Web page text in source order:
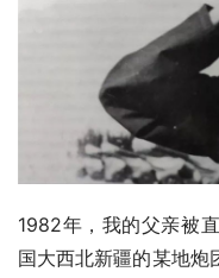
1982年，我的父亲被
国大西北新疆的某地炮